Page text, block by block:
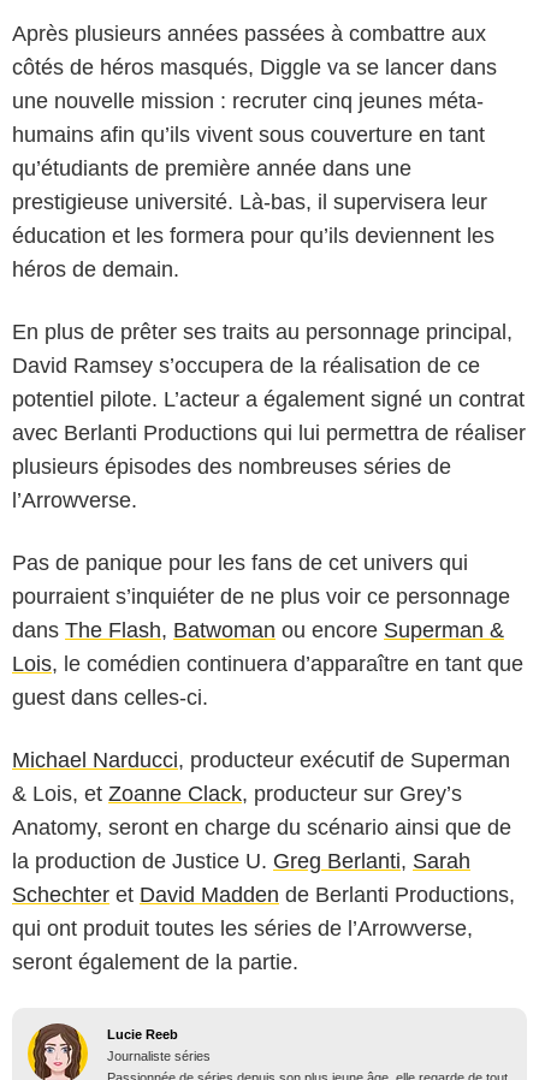
Après plusieurs années passées à combattre aux
côtés de héros masqués, Diggle va se lancer dans
une nouvelle mission : recruter cinq jeunes méta-
humains afin qu’ils vivent sous couverture en tant
qu’étudiants de première année dans une
prestigieuse université. Là-bas, il supervisera leur
éducation et les formera pour qu’ils deviennent les
héros de demain.
En plus de prêter ses traits au personnage principal,
David Ramsey s’occupera de la réalisation de ce
potentiel pilote. L’acteur a également signé un contrat
avec Berlanti Productions qui lui permettra de réaliser
plusieurs épisodes des nombreuses séries de
l’Arrowverse.
Pas de panique pour les fans de cet univers qui
pourraient s’inquiéter de ne plus voir ce personnage
dans The Flash, Batwoman ou encore Superman &
Lois, le comédien continuera d’apparaître en tant que
guest dans celles-ci.
Michael Narducci, producteur exécutif de Superman
& Lois, et Zoanne Clack, producteur sur Grey’s
Anatomy, seront en charge du scénario ainsi que de
la production de Justice U. Greg Berlanti, Sarah
Schechter et David Madden de Berlanti Productions,
qui ont produit toutes les séries de l’Arrowverse,
seront également de la partie.
Lucie Reeb
Journaliste séries
Passionnée de séries depuis son plus jeune âge, elle regarde de tout,